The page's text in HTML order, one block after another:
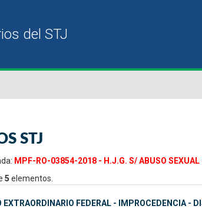
STJ
MPF-RO-03854-2018 - H.J.G. S/ ABUSO SEXUAL
5 elementos.
EXTRAORDINARIO FEDERAL - IMPROCEDENCIA -